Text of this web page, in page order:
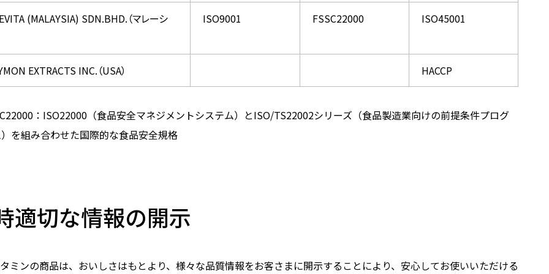
(MALAYSIA) SDN.BHD.（マレーシ ISO9001 FSSC22000 ISO45001
EXTRACTS INC.（USA） HACCP
：ISO22000（食品安全マネジメントシステム）とISO/TS22002シリーズ（食品製造業向けの前提条件プログ
を組み合わせた国際的な食品安全規格
適切な情報の開示
ミンの商品は、おいしさはもとより、様々な品質情報をお客さまに開示することにより、安心してお使いいただける